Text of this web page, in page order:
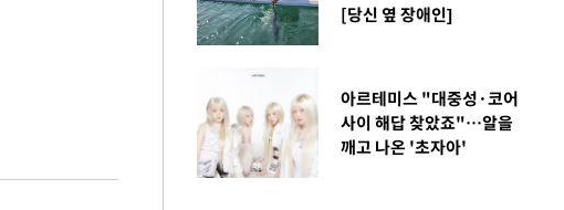
[당신 옆 장애인]
아르테미스 "대중성·코어
사이 해답 찾았죠"…알을
깨고 나온 '초자아'